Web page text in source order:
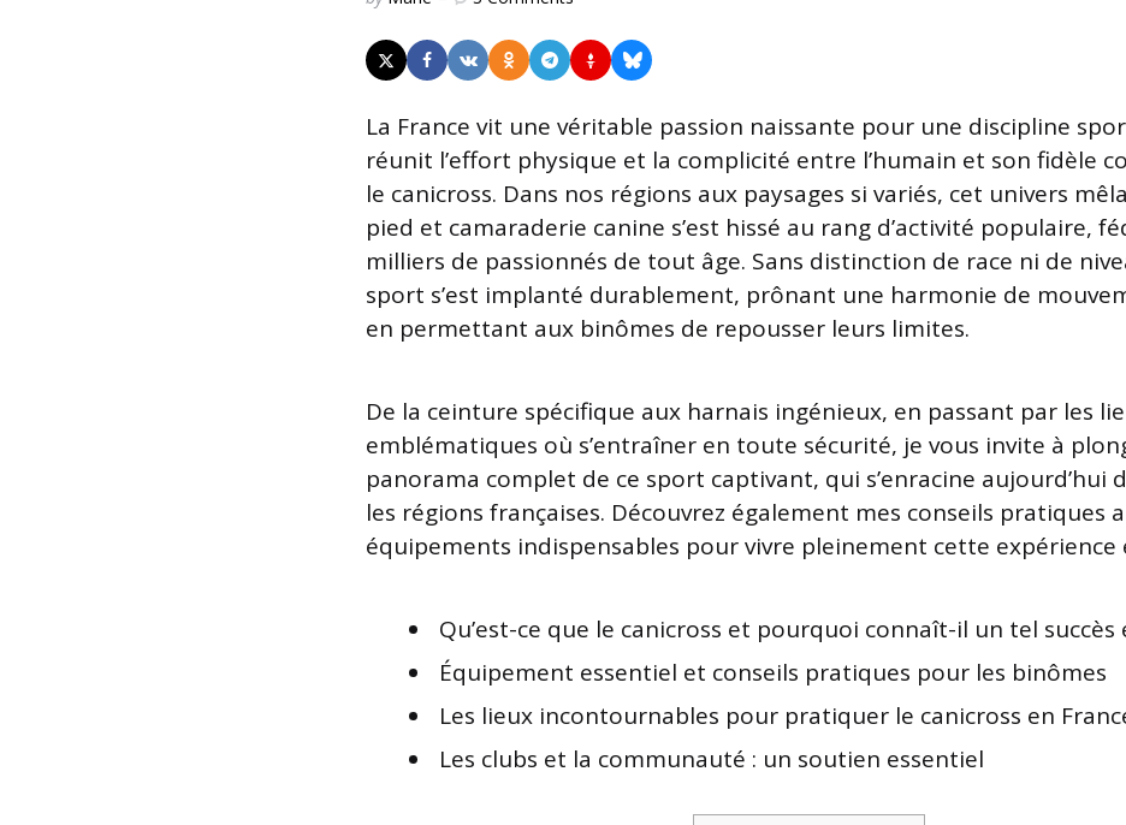
La France vit une véritable passion naissante pour une discipline
réunit l’effort physique et la complicité entre l’humain et son fidèle
le canicross. Dans nos régions aux paysages si variés, cet univers
pied et camaraderie canine s’est hissé au rang d’activité populaire,
milliers de passionnés de tout âge. Sans distinction de race ni de
sport s’est implanté durablement, prônant une harmonie de
en permettant aux binômes de repousser leurs limites.
De la ceinture spécifique aux harnais ingénieux, en passant par les
emblématiques où s’entraîner en toute sécurité, je vous invite à
panorama complet de ce sport captivant, qui s’enracine aujourd’hui
les régions françaises. Découvrez également mes conseils pratiques
équipements indispensables pour vivre pleinement cette expérience
Qu’est-ce que le canicross et pourquoi connaît-il un tel succès
Équipement essentiel et conseils pratiques pour les binômes
Les lieux incontournables pour pratiquer le canicross en
Les clubs et la communauté : un soutien essentiel